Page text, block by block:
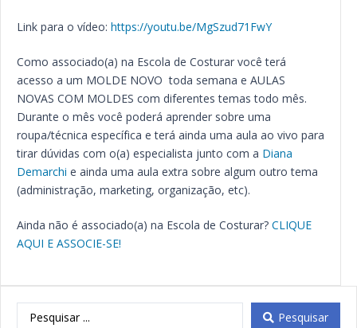
Link para o vídeo: https://youtu.be/MgSzud71FwY
Como associado(a) na Escola de Costurar você terá
acesso a um MOLDE NOVO toda semana e AULAS
NOVAS COM MOLDES com diferentes temas todo mês.
Durante o mês você poderá aprender sobre uma
roupa/técnica específica e terá ainda uma aula ao vivo para
tirar dúvidas com o(a) especialista junto com a Diana
Demarchi e ainda uma aula extra sobre algum outro tema
(administração, marketing, organização, etc).
Ainda não é associado(a) na Escola de Costurar? CLIQUE
AQUI E ASSOCIE-SE!
Pesquisar